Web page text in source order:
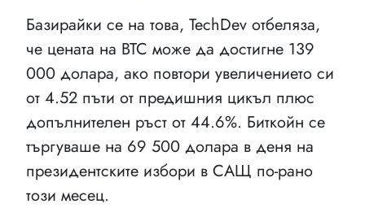
Базирайки се на това, TechDev отбеляза,
че цената на BTC може да достигне 139
000 долара, ако повтори увеличението си
от 4.52 пъти от предишния цикъл плюс
допълнителен ръст от 44.6%. Биткойн се
търгуваше на 69 500 долара в деня на
президентските избори в САЩ по-рано
този месец.